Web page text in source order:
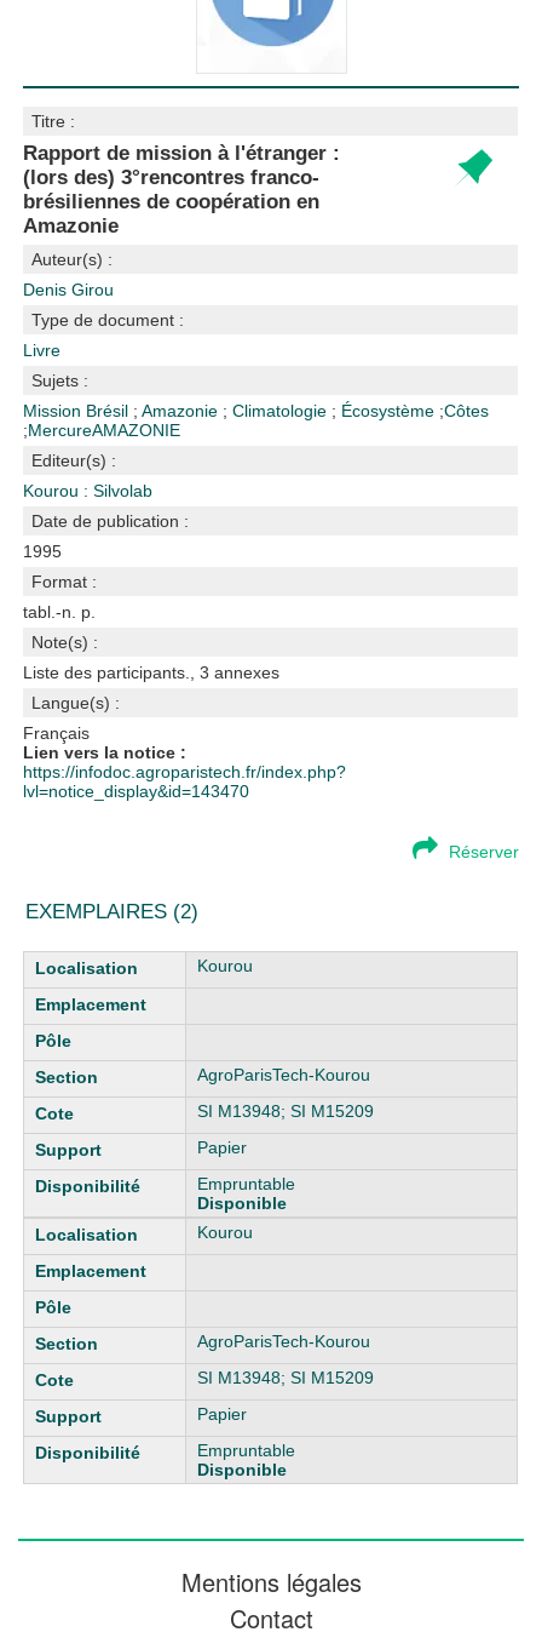
Titre :
Rapport de mission à l'étranger :
(lors des) 3°rencontres franco-
brésiliennes de coopération en
Amazonie
Auteur(s) :
Denis Girou
Type de document :
Livre
Sujets :
Mission Brésil ;Amazonie ;Climatologie ; Écosystème ;Côtes
;MercureAMAZONIE
Editeur(s) :
Kourou : Silvolab
Date de publication :
1995
Format :
tabl.-n. p.
Note(s) :
Liste des participants., 3 annexes
Langue(s) :
Français
Lien vers la notice :
https://infodoc.agroparistech.fr/index.php?
lvl=notice_display&id=143470
Réserver
EXEMPLAIRES (2)
Liste des exemplaires Kourou
AgroParisTech-Kourou
SI M13948; SI M15209
Papier
Empruntable
Disponible
Kourou
AgroParisTech-Kourou
SI M13948; SI M15209
Papier
Empruntable
Disponible
Mentions légales
Contact